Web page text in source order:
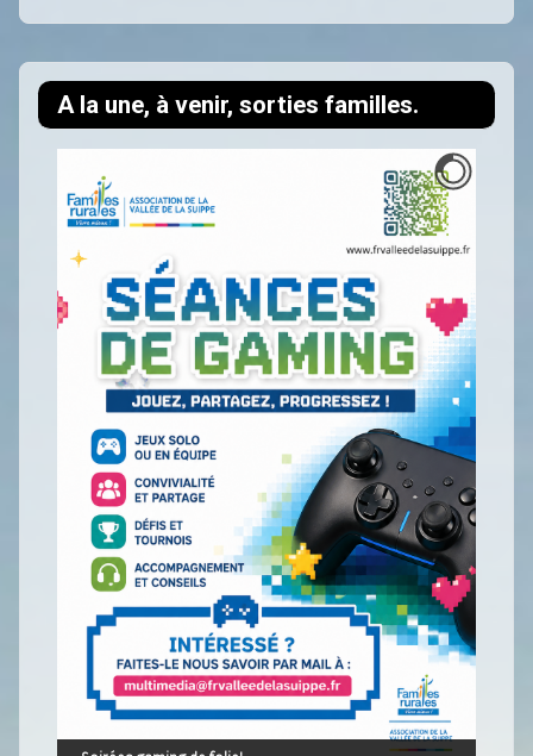
A la une, à venir, sorties familles.